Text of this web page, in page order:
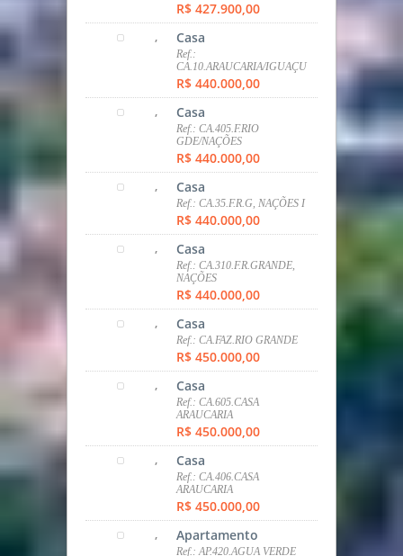
Casa
Ref.: CA.FAZ.RIO GRANDE
R$ 450.000,00
Casa
Ref.: CA.605.CASA
ARAUCARIA
R$ 450.000,00
Casa
Ref.: CA.406.CASA
ARAUCARIA
R$ 450.000,00
Apartamento
Ref.: AP.420.AGUA VERDE
R$ 454.000,00
Terreno
Ref.: TER.305.S.BRAZ
R$ 466.400,00
tipo
Ref.: CA.096.ARAUCARIA
R$ 480.000,00
Casa
Ref.: CA.008.ARAUCARIA
R$ 480.000,00
Casa
Ref.: CA.0098.ARAUCARIA
R$ 490.000,00
, Casa